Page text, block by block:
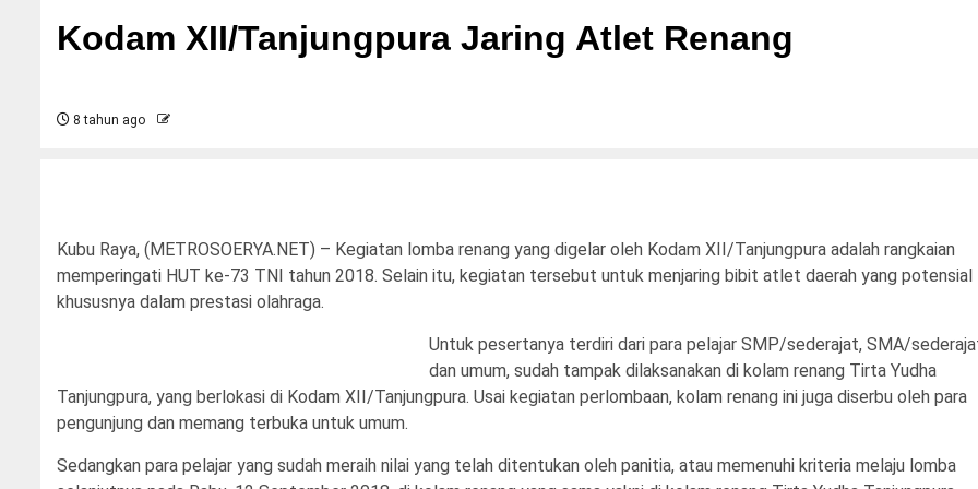
Kodam XII/Tanjungpura Jaring Atlet Renang
8 tahun ago
Kubu Raya, (METROSOERYA.NET) – Kegiatan lomba renang yang digelar oleh Kodam XII/Tanjungpura adalah rangkaian
memperingati HUT ke-73 TNI tahun 2018. Selain itu, kegiatan tersebut untuk menjaring bibit atlet daerah yang potensial
khususnya dalam prestasi olahraga.
Untuk pesertanya terdiri dari para pelajar SMP/sederajat, SMA/
dan umum, sudah tampak dilaksanakan di kolam renang Tirta Yudha
Tanjungpura, yang berlokasi di Kodam XII/Tanjungpura. Usai kegiatan perlombaan, kolam renang ini juga diserbu oleh para
pengunjung dan memang terbuka untuk umum.
Sedangkan para pelajar yang sudah meraih nilai yang telah ditentukan oleh panitia, atau memenuhi kriteria melaju lomba